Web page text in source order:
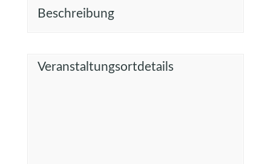
Beschreibung
Veranstaltungsortdetails